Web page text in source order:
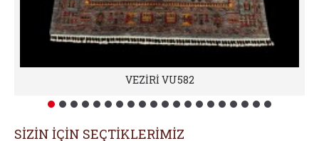
VEZİRİ VU582
SİZİN İÇİN SEÇTİKLERİMİZ